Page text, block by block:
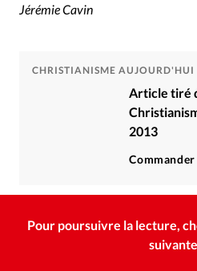
Jérémie Cavin
CHRISTIANISME AUJOURD'HUI
Article tiré
2013
Commander
Pour poursuivre la lecture,